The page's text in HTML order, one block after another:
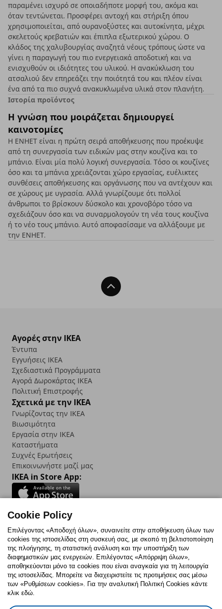
παραμένει ισχυρό σε οποιαδήποτε μορφή του, ακόμα και
όταν τεντώνεται. Προσφέρει αντοχή και στήριξη όπου
χρησιμοποιείται, από ουρανοξύστες και αυτοκίνητα, μέχρι
σκελετούς κρεβατιών και έπιπλα εξωτερικού χώρου. Ο
κλάδος της χαλυβουργίας αναζητά νέους τρόπους ώστε να
γίνει η παραγωγή του πιο ενεργειακά αποδοτική και να
ενισχυθούν οι ιδιότητες του υλικού. Η ανακύκλωση του
ατσαλιού δεν επηρεάζει την ποιότητά του και πλέον είναι
ένα από τα πιο συχνά ανακυκλωμένα υλικά στον πλανήτη.
Ιστορία προϊόντος
Η γνώση που μοιράζεται δημιουργεί
καινοτομίες
Η ΕΝΗΕΤ είναι η πρώτη σειρά αποθήκευσης που προέκυψε
από τη συνεργασία των ειδικών μας στην κουζίνα και το
μπάνιο. Είναι μία πολύ λογική συνεργασία. Τόσο οι κουζίνες
όσο και τα μπάνια χρειάζονται χώρο εργασίας, ευέλικτες
συνθέσεις αποθήκευσης και οργάνωσης που να αντέχουν και
σε χώρους με υγρασία. Αλλά γνωρίζουμε ότι πολλοί
άνθρωποι το βρίσκουν δύσκολο και χρονοβόρο τόσο να
σχεδιάζουν όσο και να συναρμολογούν τη νέα τους κουζίνα
ή το νέο τους μπάνιο. Αυτό αποφασίσαμε να αλλάξουμε με
την ΕΝΗΕΤ.
Back To Top
Αγορές στην IKEA
Έντυπα
Εγγυήσεις IKEA
Σχεδιαστικά Προγράμματα
Αγορά Δωρoκάρτας IKEA
Πολιτική Επιστροφής
Σχετικά με την IKEA
Γνωρίζοντας την IKEA
Βιωσιμότητα
Εργασία στην IKEA
Καταστήματα
Συχνές Ερωτήσεις
Επικοινωνήστε μαζί μας
IKEA in Store App:
Follow us:
FacebookInstagram
TikTokYoutubePinterestTwitter
Πολιτική CookiesΔήλωση ψηφιακής προσβασιμότητας
Cookie Policy
Επιλέγοντας «Αποδοχή όλων», συναινείτε στην αποθήκευση όλων των
cookies της ιστοσελίδας στη συσκευή σας, με σκοπό τη βελτιστοποίηση
της πλοήγησης, τη στατιστική ανάλυση και την υποστήριξη των
διαφημιστικών μας ενεργειών. Επιλέγοντας «Απόρριψη όλων»,
αποθηκεύονται μόνο τα cookies που είναι αναγκαία για τη λειτουργία
της ιστοσελίδας. Μπορείτε να διαχειριστείτε τις προτιμήσεις σας μέσω
των «Ρυθμίσεων cookies». Για την αναλυτική Πολιτική Cookies κάντε
κλικ εδώ.